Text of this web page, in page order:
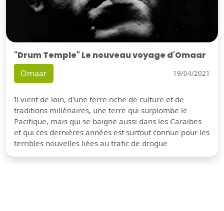
"Drum Temple" Le nouveau voyage d'Omaar
Omaar 19/04/2021
Il vient de loin, d'une terre riche de culture et de
traditions millénaires, une terre qui surplombe le
Pacifique, mais qui se baigne aussi dans les Caraïbes
et qui ces dernières années est surtout connue pour les
terribles nouvelles liées au trafic de drogue